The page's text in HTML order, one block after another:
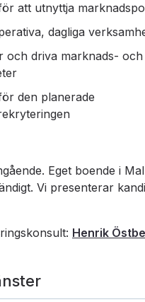
att utnyttja
dagliga
och driva marknads- och
den planerade
Eget boende i
Vi presenterar
Henrik